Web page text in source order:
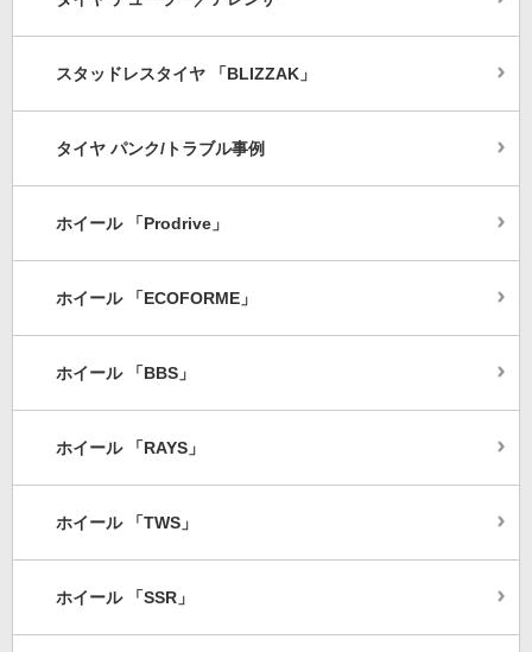
スタッドレスタイヤ 「BLIZZAK」
タイヤ パンク/トラブル事例
ホイール 「Prodrive」
ホイール 「ECOFORME」
ホイール 「BBS」
ホイール 「RAYS」
ホイール 「TWS」
ホイール 「SSR」